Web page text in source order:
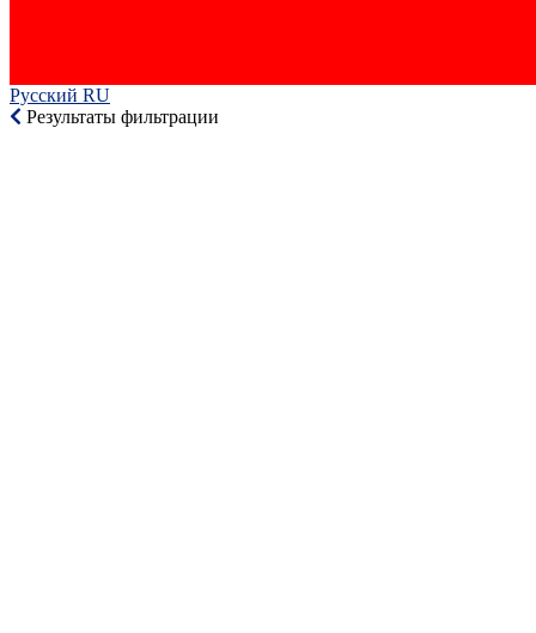
Русский RU‎
Результаты фильтрации